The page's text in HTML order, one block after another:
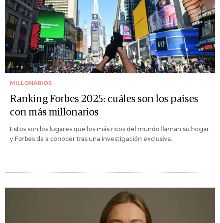
MILLONARIOS
Ranking Forbes 2025: cuáles son los países
con más millonarios
Estos son los lugares que los más ricos del mundo llaman su hogar
y Forbes da a conocer tras una investigación exclusiva.